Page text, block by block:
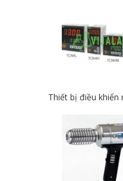
Thiết bị điều khiển